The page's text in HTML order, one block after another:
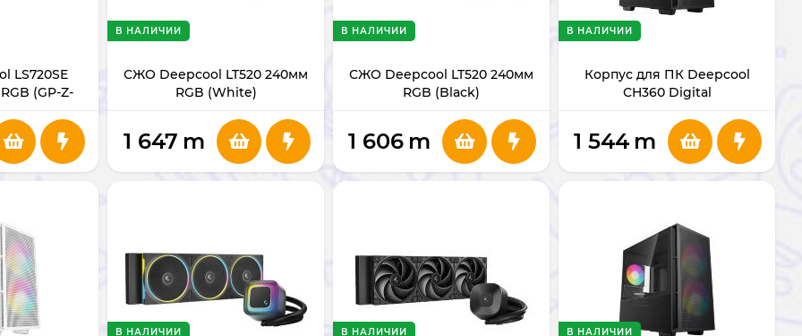
LS720SE
(GP-Z-
СЖО Deepcool LT520 240мм
RGB (White)
В НАЛИЧИИ
1 647 m
СЖО Deepcool LT520 240мм
RGB (Black)
В НАЛИЧИИ
1 606 m
Корпус для ПК Deepcool
СH360 Digital
В НАЛИЧИИ
1 544 m
В НАЛИЧИИ В НАЛИЧИИ В НАЛИЧИИ